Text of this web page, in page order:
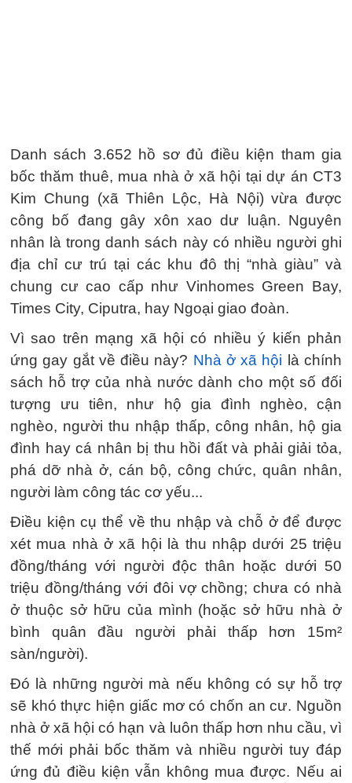
Danh sách 3.652 hồ sơ đủ điều kiện tham gia
bốc thăm thuê, mua nhà ở xã hội tại dự án CT3
Kim Chung (xã Thiên Lộc, Hà Nội) vừa được
công bố đang gây xôn xao dư luận. Nguyên
nhân là trong danh sách này có nhiều người ghi
địa chỉ cư trú tại các khu đô thị “nhà giàu” và
chung cư cao cấp như Vinhomes Green Bay,
Times City, Ciputra, hay Ngoại giao đoàn.
Vì sao trên mạng xã hội có nhiều ý kiến phản
ứng gay gắt về điều này? Nhà ở xã hội là chính
sách hỗ trợ của nhà nước dành cho một số đối
tượng ưu tiên, như hộ gia đình nghèo, cận
nghèo, người thu nhập thấp, công nhân, hộ gia
đình hay cá nhân bị thu hồi đất và phải giải tỏa,
phá dỡ nhà ở, cán bộ, công chức, quân nhân,
người làm công tác cơ yếu...
Điều kiện cụ thể về thu nhập và chỗ ở để được
xét mua nhà ở xã hội là thu nhập dưới 25 triệu
đồng/tháng với người độc thân hoặc dưới 50
triệu đồng/tháng với đôi vợ chồng; chưa có nhà
ở thuộc sở hữu của mình (hoặc sở hữu nhà ở
bình quân đầu người phải thấp hơn 15m²
sàn/người).
Đó là những người mà nếu không có sự hỗ trợ
sẽ khó thực hiện giấc mơ có chốn an cư. Nguồn
nhà ở xã hội có hạn và luôn thấp hơn nhu cầu, vì
thế mới phải bốc thăm và nhiều người tuy đáp
ứng đủ điều kiện vẫn không mua được. Nếu ai